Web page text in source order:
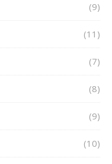
(9)
(11)
(7)
(8)
(9)
(10)